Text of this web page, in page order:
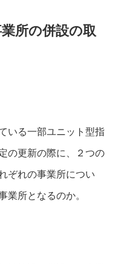
所の併設の取
いる一部ユニット型指
の更新の際に、２つの
ぞれの事業所につい
業所となるのか。